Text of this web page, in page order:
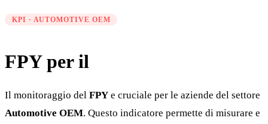
KPI · AUTOMOTIVE OEM
FPY per il
Il monitoraggio del FPY e cruciale per le aziende del settore
Automotive OEM. Questo indicatore permette di misurare e